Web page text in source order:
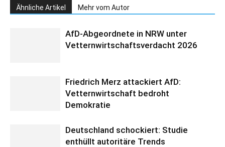
Ähnliche Artikel Mehr vom Autor
AfD-Abgeordnete in NRW unter
Vetternwirtschaftsverdacht 2026
Friedrich Merz attackiert AfD:
Vetternwirtschaft bedroht
Demokratie
Deutschland schockiert: Studie
enthüllt autoritäre Trends